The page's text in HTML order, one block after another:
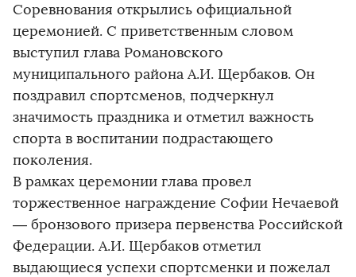
Соревнования открылись официальной
церемонией. С приветственным словом
выступил глава Романовского
муниципального района А.И. Щербаков. Он
поздравил спортсменов, подчеркнул
значимость праздника и отметил важность
спорта в воспитании подрастающего
поколения.
В рамках церемонии глава провел
торжественное награждение Софии Нечаевой
— бронзового призера первенства Российской
Федерации. А.И. Щербаков отметил
выдающиеся успехи спортсменки и пожелал